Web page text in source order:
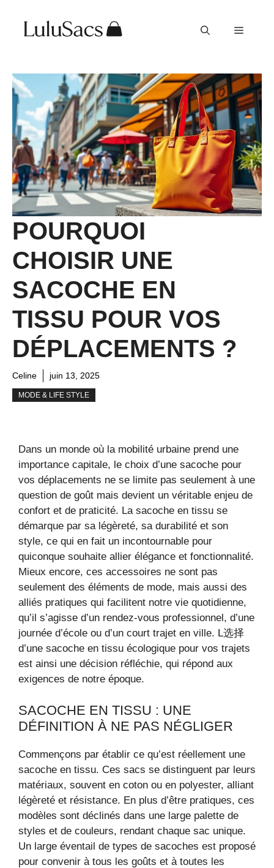
contenu
Menu
POURQUOI
CHOISIR UNE
SACOCHE EN
TISSU POUR VOS
DÉPLACEMENTS ?
Celine juin 13, 2025
MODE & LIFE STYLE
Dans un monde où la mobilité urbaine prend une
importance capitale, le choix d’une sacoche pour
vos déplacements ne se limite pas seulement à une
question de goût mais devient un véritable enjeu de
confort et de praticité. La sacoche en tissu se
démarque par sa légèreté, sa durabilité et son
style, ce qui en fait un incontournable pour
quiconque souhaite allier élégance et fonctionnalité.
Mieux encore, ces accessoires ne sont pas
seulement des éléments de mode, mais aussi des
alliés pratiques qui facilitent notre vie quotidienne,
qu’il s’agisse d’un rendez-vous professionnel, d’une
journée d’école ou d’un court trajet en ville. L选择
d’une sacoche en tissu écologique pour vos trajets
est ainsi une décision réfléchie, qui répond aux
exigences de notre époque.
SACOCHE EN TISSU : UNE
DÉFINITION À NE PAS NÉGLIGER
Commençons par établir ce qu’est réellement une
sacoche en tissu. Ces sacs se distinguent par leurs
matériaux, souvent en coton ou en polyester, alliant
légèreté et résistance. En plus d’être pratiques, ces
modèles sont déclinés dans une large palette de
styles et de couleurs, rendant chaque sac unique.
Un large éventail de types de sacoches est proposé
pour convenir à tous les goûts et à toutes les